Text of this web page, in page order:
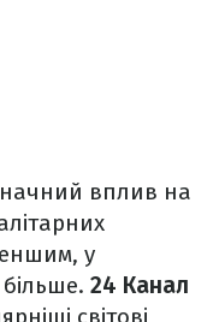
вплив на
у
24 Канал